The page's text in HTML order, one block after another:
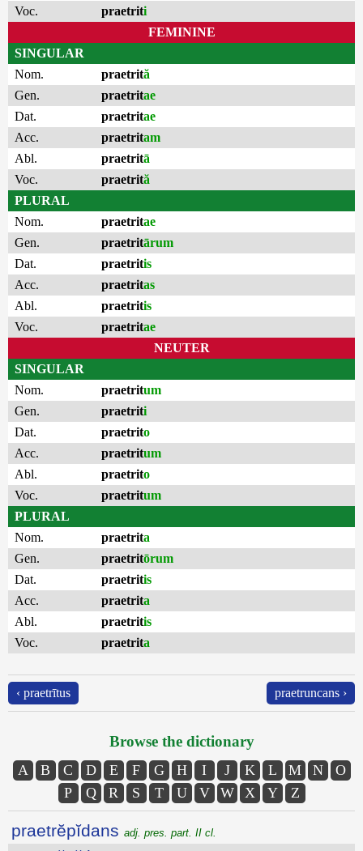
Voc.
praetriti
FEMININE
SINGULAR
Nom.
praetrită
Gen.
praetritae
Dat.
praetritae
Acc.
praetritam
Abl.
praetritā
Voc.
praetrită
PLURAL
Nom.
praetritae
Gen.
praetritārum
Dat.
praetritis
Acc.
praetritas
Abl.
praetritis
Voc.
praetritae
NEUTER
SINGULAR
Nom.
praetritum
Gen.
praetriti
Dat.
praetrito
Acc.
praetritum
Abl.
praetrito
Voc.
praetritum
PLURAL
Nom.
praetrita
Gen.
praetritōrum
Dat.
praetritis
Acc.
praetrita
Abl.
praetritis
Voc.
praetrita
‹ praetrītus praetruncans ›
Browse the dictionary
A B C D E F G H I J K L M N
O
P
Q R S T U V W X Y Z
praetrĕpĭdans adj. pres. part. II cl.